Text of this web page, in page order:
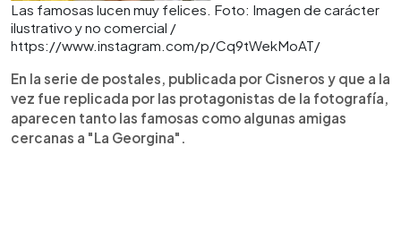
Las famosas lucen muy felices. Foto: Imagen de carácter
ilustrativo y no comercial /
https://www.instagram.com/p/Cq9tWekMoAT/
En la serie de postales, publicada por Cisneros y que a la
vez fue replicada por las protagonistas de la fotografía,
aparecen tanto las famosas como algunas amigas
cercanas a "La Georgina".